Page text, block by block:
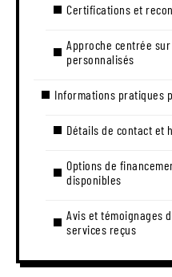
Certifications et
Approche centrée
personnalisés
Informations pratiques
Détails de contact et
Options de
disponibles
Avis et témoignages
services reçus